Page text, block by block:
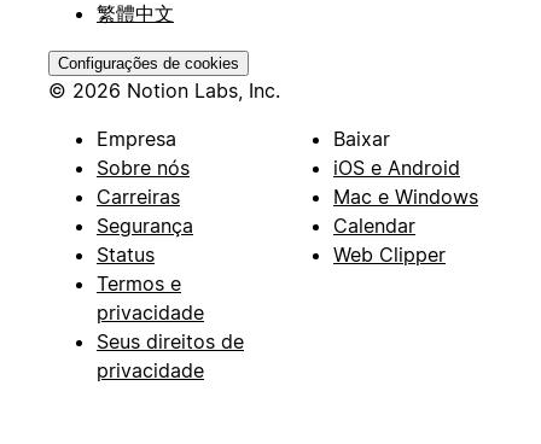
繁體中文
Configurações de cookies
© 2026 Notion Labs, Inc.
Empresa
Sobre nós
Carreiras
Segurança
Status
Termos e
privacidade
Seus direitos de
privacidade
Baixar
iOS e Android
Mac e Windows
Calendar
Web Clipper